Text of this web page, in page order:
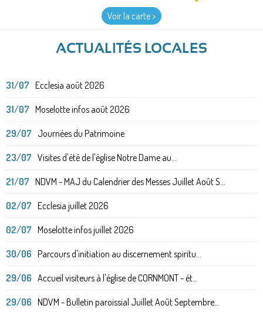
Voir la carte >
ACTUALITÉS LOCALES
31/07 Ecclesia août 2026
31/07 Moselotte infos août 2026
29/07 Journées du Patrimoine
23/07 Visites d'été de l'église Notre Dame au...
21/07 NDVM - MAJ du Calendrier des Messes Juillet Août S...
02/07 Ecclesia juillet 2026
02/07 Moselotte infos juillet 2026
30/06 Parcours d'initiation au discernement spiritu...
29/06 Accueil visiteurs à l'église de CORNMONT - ét...
29/06 NDVM - Bulletin paroissial Juillet Août Septembre...